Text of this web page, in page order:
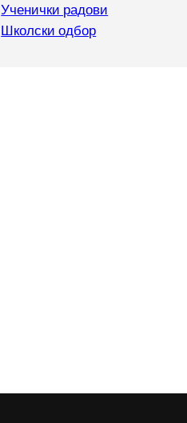
Ученички радови
Школски одбор